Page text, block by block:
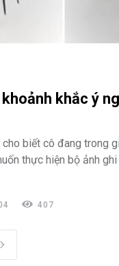
khắc ý
biết cô đang trong
thực hiện bộ ảnh
407